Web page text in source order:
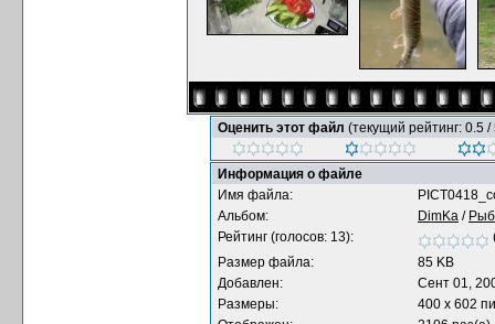
Оценить этот файл (текущий рейтинг: 0.5 /
Информация о файле
Имя файла:
Альбом:
DimKa /
Рейтинг (голосов: 13):
Размер файла:
85 KB
Добавлен:
Сент 01,
Размеры:
400 x 602